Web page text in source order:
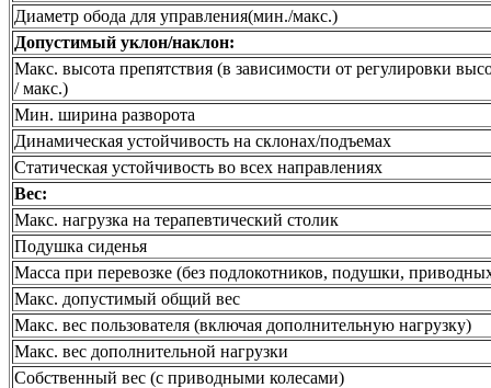
Диаметр обода для управления(мин./макс.)
Допустимый уклон/наклон:
Макс. высота препятствия (в зависимости от регулировки
/ макс.)
Мин. ширина разворота
Динамическая устойчивость на склонах/подъемах
Статическая устойчивость во всех направлениях
Вес:
Макс. нагрузка на терапевтический столик
Подушка сиденья
Масса при перевозке (без подлокотников, подушки,
Макс. допустимый общий вес
Макс. вес пользователя (включая дополнительную нагрузку)
Макс. вес дополнительной нагрузки
Собственный вес (с приводными колесами)